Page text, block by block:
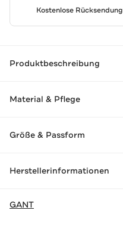
Kostenlose Rücksendung
Produktbeschreibung
Material & Pflege
Größe & Passform
Herstellerinformationen
GANT